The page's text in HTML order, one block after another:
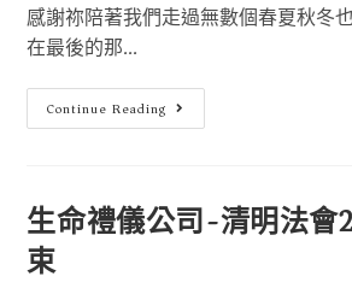
感謝祢陪著我們走過無數個春夏秋冬
在最後的那...
Continue Reading
生命禮儀公司-清明法會
束